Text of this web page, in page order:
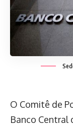
O Comitê de
Banco Central